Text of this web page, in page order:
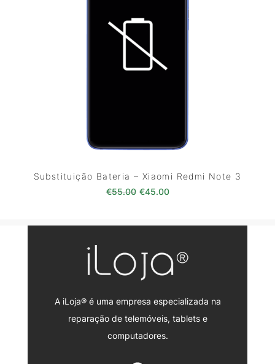
Substituição Bateria – Xiaomi Redmi Note 3
€55.00 O preço original era: €55.00.
€45.00O preço atual é:
A iLoja® é uma empresa especializada na
reparação de telemóveis, tablets e
computadores.